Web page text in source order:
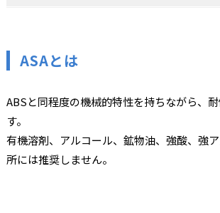
ASAとは
ABSと同程度の機械的特性を持ちながら、
す。
有機溶剤、アルコール、鉱物油、強酸、強
所には推奨しません。